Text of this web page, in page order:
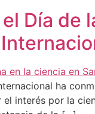
Día de
ha
interés por la